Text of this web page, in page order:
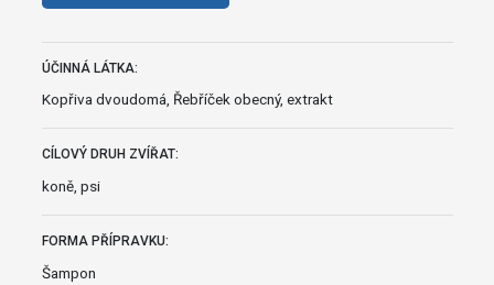
ÚČINNÁ LÁTKA:
Kopřiva dvoudomá, Řebříček obecný, extrakt
CÍLOVÝ DRUH ZVÍŘAT:
koně, psi
FORMA PŘÍPRAVKU:
Šampon